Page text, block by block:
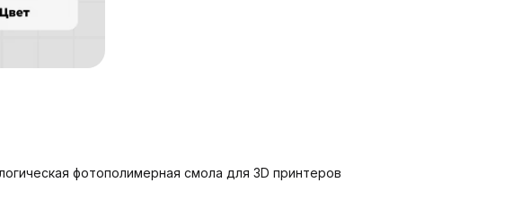
фотополимерная смола для 3D принтеров